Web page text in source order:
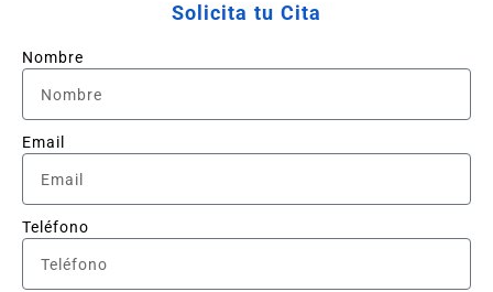
Solicita tu Cita
Nombre
Email
Teléfono